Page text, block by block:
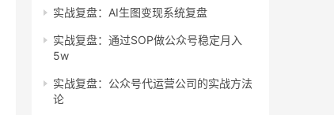
实战复盘：AI生图变现系统复盘
实战复盘：通过SOP做公众号稳定月入
5w
实战复盘：公众号代运营公司的实战方法
论